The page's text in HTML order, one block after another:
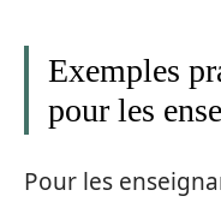
Exemples
pour les
Pour les